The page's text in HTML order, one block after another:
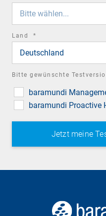
Bitte wählen...
Land *
Deutschland
Bitte gewünschte
baramundi
baramundi Proactive